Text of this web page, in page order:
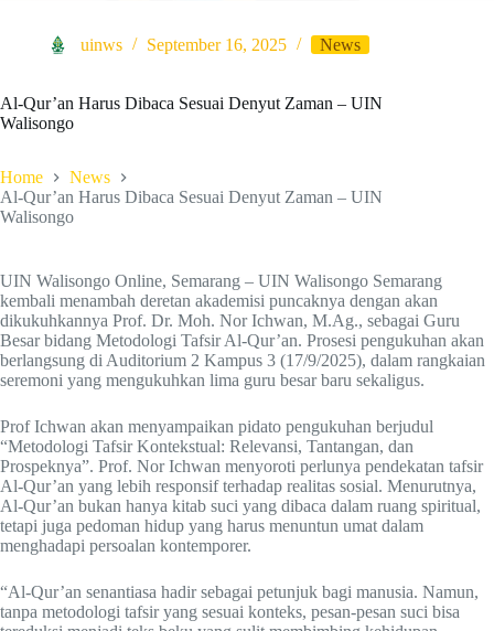
uinws September 16, 2025 News
Al-Qur’an Harus Dibaca Sesuai Denyut Zaman – UIN
Walisongo
Home
News
Al-Qur’an Harus Dibaca Sesuai Denyut Zaman – UIN
Walisongo
UIN Walisongo Online, Semarang – UIN Walisongo Semarang
kembali menambah deretan akademisi puncaknya dengan akan
dikukuhkannya Prof. Dr. Moh. Nor Ichwan, M.Ag., sebagai Guru
Besar bidang Metodologi Tafsir Al-Qur’an. Prosesi pengukuhan akan
berlangsung di Auditorium 2 Kampus 3 (17/9/2025), dalam rangkaian
seremoni yang mengukuhkan lima guru besar baru sekaligus.
Prof Ichwan akan menyampaikan pidato pengukuhan berjudul
“Metodologi Tafsir Kontekstual: Relevansi, Tantangan, dan
Prospeknya”. Prof. Nor Ichwan menyoroti perlunya pendekatan tafsir
Al-Qur’an yang lebih responsif terhadap realitas sosial. Menurutnya,
Al-Qur’an bukan hanya kitab suci yang dibaca dalam ruang spiritual,
tetapi juga pedoman hidup yang harus menuntun umat dalam
menghadapi persoalan kontemporer.
“Al-Qur’an senantiasa hadir sebagai petunjuk bagi manusia. Namun,
tanpa metodologi tafsir yang sesuai konteks, pesan-pesan suci bisa